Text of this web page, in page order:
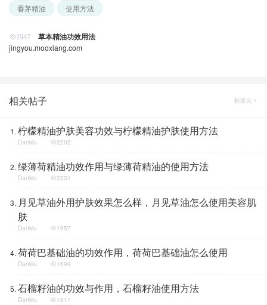
香茅精油 使用方法
1947 草本精油功效用法
jingyou.mooxiang.com
相关帖子 标签云
柠檬精油护肤美容功效与柠檬精油护肤使用方法
Dankiu 2202
绿薄荷精油功效作用与绿薄荷精油的使用方法
Dankiu 2231
月见草油外用护肤效果怎么样，月见草油怎么使用美容肌
肤
Dankiu 1957
荷荷巴基础油的功效作用，荷荷巴基础油怎么使用
Dankiu 1699
石榴籽油的功效与作用，石榴籽油使用方法
Dankiu 1817